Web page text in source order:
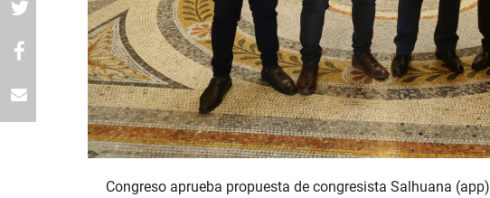
Congreso aprueba propuesta de congresista Salhuana (app)